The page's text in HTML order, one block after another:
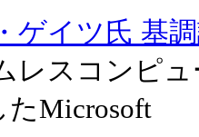
ゲイツ氏 基
レスコンピ
Microsoft